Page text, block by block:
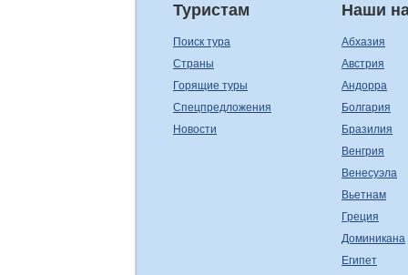
Туристам
Поиск тура
Страны
Горящие туры
Спецпредложения
Новости
Наши
Абхазия
Австрия
Андорра
Болгария
Бразилия
Венгрия
Венесуэла
Вьетнам
Греция
Доминикана
Египет